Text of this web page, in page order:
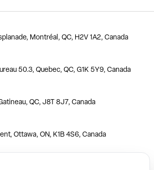
Montréal, QC, H2V 1A2, Canada
50.3, Quebec, QC, G1K 5Y9, Canada
QC, J8T 8J7, Canada
Ottawa, ON, K1B 4S6, Canada
Toronto, ON, M3C 3E5, Canada